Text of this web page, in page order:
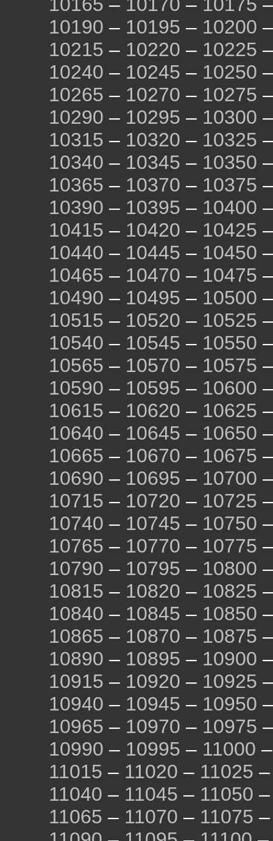
10165 – 10170 – 10175
10190 – 10195 – 10200
10215 – 10220 – 10225
10240 – 10245 – 10250
10265 – 10270 – 10275
10290 – 10295 – 10300
10315 – 10320 – 10325
10340 – 10345 – 10350
10365 – 10370 – 10375
10390 – 10395 – 10400
10415 – 10420 – 10425
10440 – 10445 – 10450
10465 – 10470 – 10475
10490 – 10495 – 10500
10515 – 10520 – 10525
10540 – 10545 – 10550
10565 – 10570 – 10575
10590 – 10595 – 10600
10615 – 10620 – 10625
10640 – 10645 – 10650
10665 – 10670 – 10675
10690 – 10695 – 10700
10715 – 10720 – 10725
10740 – 10745 – 10750
10765 – 10770 – 10775
10790 – 10795 – 10800
10815 – 10820 – 10825
10840 – 10845 – 10850
10865 – 10870 – 10875
10890 – 10895 – 10900
10915 – 10920 – 10925
10940 – 10945 – 10950
10965 – 10970 – 10975
10990 – 10995 – 11000
11015 – 11020 – 11025
11040 – 11045 – 11050
11065 – 11070 – 11075